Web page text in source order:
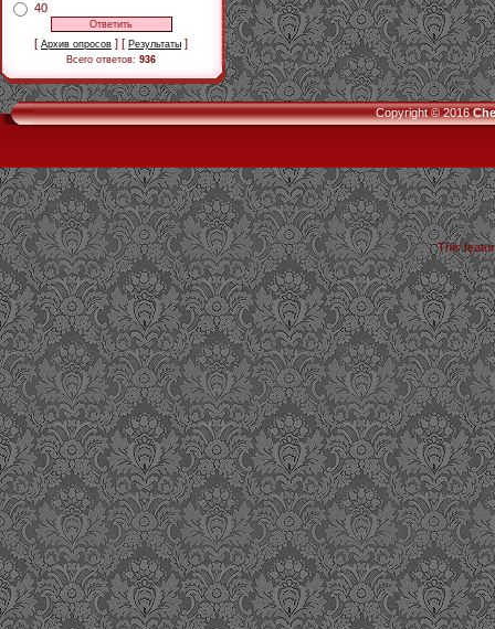
40
[ Архив опросов ] [ Результаты ]
Всего ответов: 936
Copyright © 2016
This